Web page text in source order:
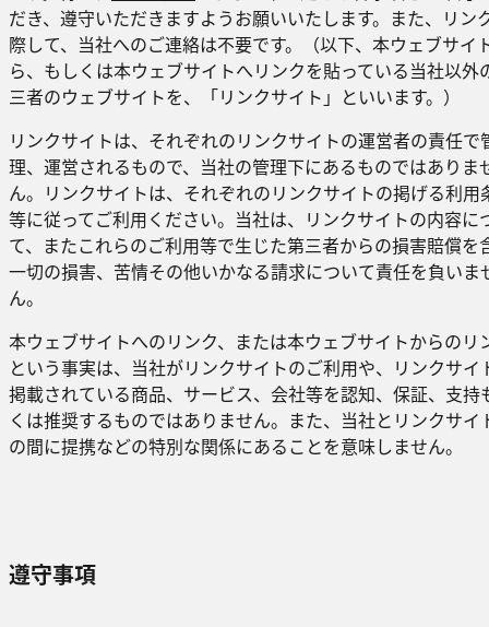
だき、遵守いただきますようお願いいたします。また、リン
際して、当社へのご連絡は不要です。（以下、本ウェブサイ
ら、もしくは本ウェブサイトへリンクを貼っている当社以外
三者のウェブサイトを、「リンクサイト」といいます。）
リンクサイトは、それぞれのリンクサイトの運営者の責任で
理、運営されるもので、当社の管理下にあるものではありま
ん。リンクサイトは、それぞれのリンクサイトの掲げる利用
等に従ってご利用ください。当社は、リンクサイトの内容に
て、またこれらのご利用等で生じた第三者からの損害賠償を
一切の損害、苦情その他いかなる請求について責任を負いま
ん。
本ウェブサイトへのリンク、または本ウェブサイトからのリ
という事実は、当社がリンクサイトのご利用や、リンクサイ
掲載されている商品、サービス、会社等を認知、保証、支持
くは推奨するものではありません。また、当社とリンクサイ
の間に提携などの特別な関係にあることを意味しません。
遵守事項